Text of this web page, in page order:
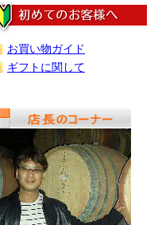
お買い物ガイド
ギフトに関して